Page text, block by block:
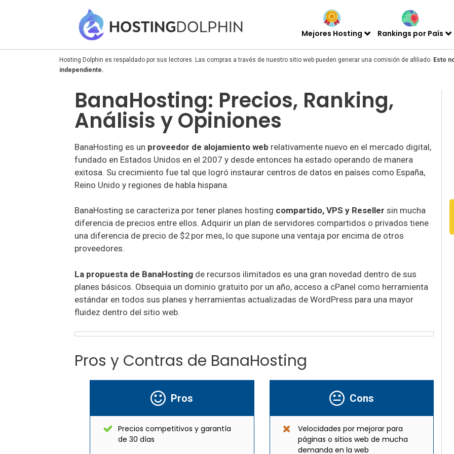
Mejores Hosting Rankings por País
Hosting Dolphin es respaldado por sus lectores. Las compras a través de nuestro sitio web pueden generar una comisión de afiliado. Esto
independiente.
BanaHosting: Precios, Ranking,
Análisis y Opiniones
BanaHosting es un proveedor de alojamiento web relativamente nuevo en el mercado digital,
fundado en Estados Unidos en el 2007 y desde entonces ha estado operando de manera
exitosa. Su crecimiento fue tal que logró instaurar centros de datos en países como España,
Reino Unido y regiones de habla hispana.
BanaHosting se caracteriza por tener planes hosting compartido, VPS y Reseller sin mucha
diferencia de precios entre ellos. Adquirir un plan de servidores compartidos o privados tiene
una diferencia de precio de $2 por mes, lo que supone una ventaja por encima de otros
proveedores.
La propuesta de BanaHosting de recursos ilimitados es una gran novedad dentro de sus
planes básicos. Obsequia un dominio gratuito por un año, acceso a cPanel como herramienta
estándar en todos sus planes y herramientas actualizadas de WordPress para una mayor
fluidez dentro del sitio web.
Pros y Contras de BanaHosting
Pros
Precios competitivos y garantía
de 30 días
Cons
Velocidades por mejorar para
páginas o sitios web de mucha
demanda en la web